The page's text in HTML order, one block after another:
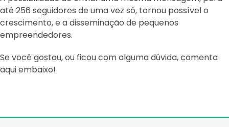
até 256 seguidores de uma vez só, tornou possível o
crescimento, e a disseminação de pequenos
empreendedores.
Se você gostou, ou ficou com alguma dúvida, comenta
aqui embaixo!